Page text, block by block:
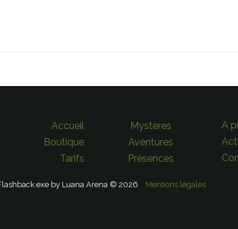
Accueil
Boutique
Tarifs
Mystères
Aventures
Présences
A
by Luana Arena © 2026 Mentions légales